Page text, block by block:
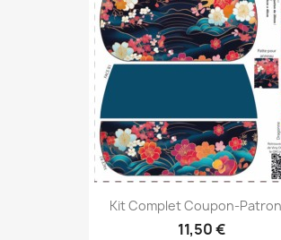
Kit Complet Coupon-
11,50 €